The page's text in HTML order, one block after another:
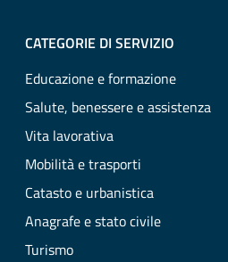
CATEGORIE DI SERVIZIO
Educazione e formazione
Salute, benessere e assistenza
Vita lavorativa
Mobilità e trasporti
Catasto e urbanistica
Anagrafe e stato civile
Turismo